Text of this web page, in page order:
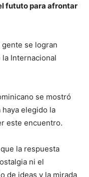
fututo para afrontar
se logran
Internacional
se mostró
elegido la
este encuentro.
la respuesta
ni el
de ideas y la mirada